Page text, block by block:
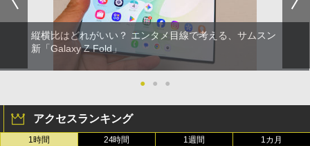
縦横比はどれがいい？ エンタメ目線で考える、サムスン
新「Galaxy Z Fold」
● ● ●
アクセスランキング
1時間 24時間 1週間 1カ月